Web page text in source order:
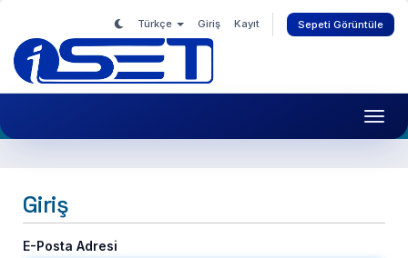
Türkçe Giriş Kayıt Sepeti Görüntüle
Giriş
E-Posta Adresi